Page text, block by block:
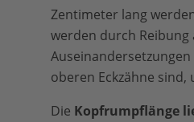
Zentimeter lang
werden durch Reibung
oberen Eckzähne
Die Kopfrumpflänge